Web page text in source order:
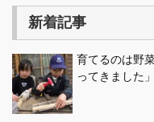
新着記事
育てるのは野
ってきました」